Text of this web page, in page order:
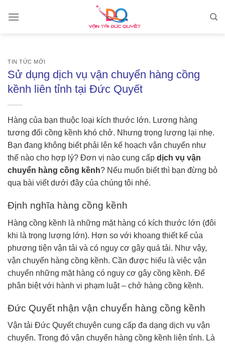
TIN TỨC MỚI
Sử dụng dịch vụ vận chuyển hàng cồng
kềnh liên tỉnh tại Đức Quyết
Hàng của bạn thuộc loại kích thước lớn. Lương hàng
tương đối cồng kềnh khó chở. Nhưng trọng lượng lại nhẹ.
Bạn đang không biết phải lên kế hoạch vận chuyển như
thế nào cho hợp lý? Đơn vị nào cung cấp dịch vụ vận
chuyển hàng cồng kềnh? Nếu muốn biết thì bạn đừng bỏ
qua bài viết dưới đây của chúng tôi nhé.
Định nghĩa hàng cồng kềnh
Hàng cồng kềnh là những mặt hàng có kích thước lớn (đôi
khi là trọng lượng lớn). Hơn so với khoang thiết kế của
phương tiện vận tải và có nguy cơ gây quá tải. Như vậy,
vận chuyển hàng cồng kềnh. Cần được hiểu là việc vận
chuyển những mặt hàng có nguy cơ gây cồng kềnh. Để
phân biệt với hành vi phạm luật – chở hàng cồng kềnh.
Đức Quyết nhận vận chuyển hàng cồng kềnh
Vận tải Đức Quyết chuyên cung cấp đa dạng dịch vụ vận
chuyển. Trong đó vận chuyển hàng cồng kềnh liên tỉnh. Là